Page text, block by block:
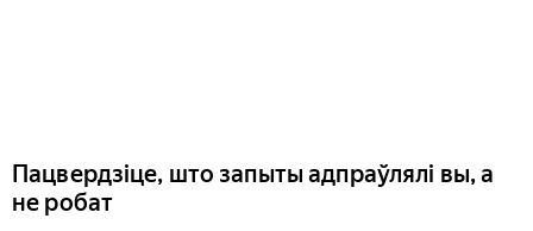
Пацвердзіце, што запыты адпраўлялі вы, а
не робат